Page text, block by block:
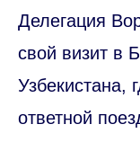
Делегация
свой визит в
Узбекистана,
ответной